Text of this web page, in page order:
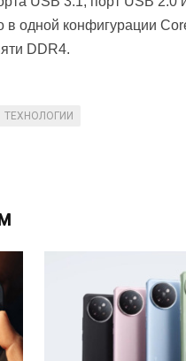
в одной конфигурации
DDR4.
ТЕХНОЛОГИИ